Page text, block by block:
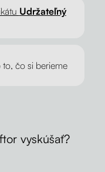
Udržateľný
to, čo si berieme
vyskúšať?